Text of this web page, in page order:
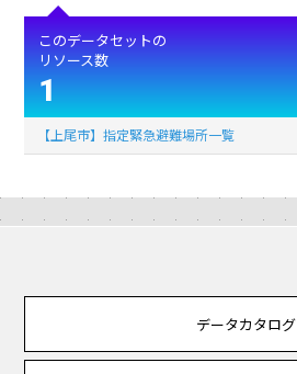
このデータセットの
リソース数
1
【上尾市】指定緊急避難場所一覧
データカタログ